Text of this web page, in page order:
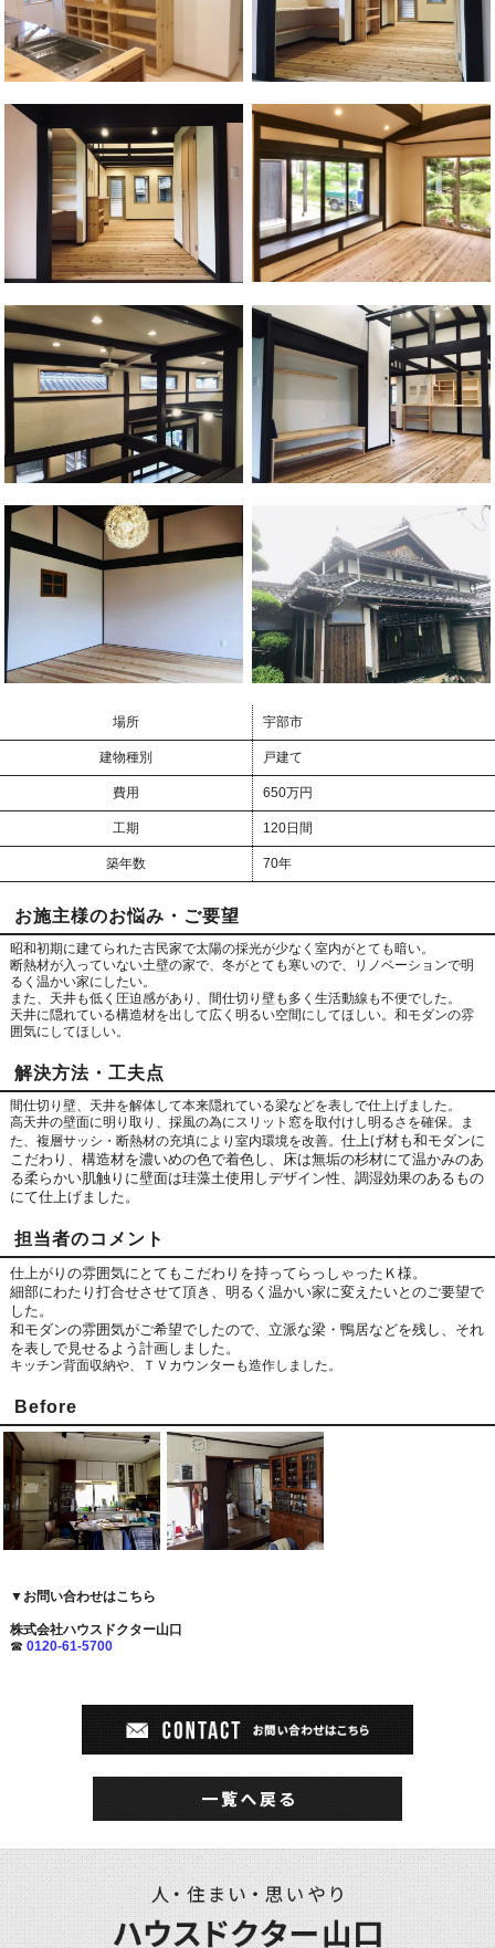
場所 宇部市
建物種別 戸建て
費用 650万円
工期 120日間
築年数 70年
お施主様のお悩み・ご要望
昭和初期に建てられた古民家で太陽の採光が少なく室内がとても暗い。
断熱材が入っていない土壁の家で、冬がとても寒いので、リノベーションで明
るく温かい家にしたい。
また、天井も低く圧迫感があり、間仕切り壁も多く生活動線も不便でした。
天井に隠れている構造材を出して広く明るい空間にしてほしい。和モダンの雰
囲気にしてほしい。
解決方法・工夫点
間仕切り壁、天井を解体して本来隠れている梁などを表しで仕上げました。
高天井の壁面に明り取り、採風の為にスリット窓を取付けし明るさを確保。ま
た、複層サッシ・断熱材の充填により室内環境を改善。 仕上げ材も和モダンに
こだわり、構造材を濃いめの色で着色し、床は無垢の杉材にて温かみのあ
る柔らかい肌触りに壁面は珪藻土使用しデザイン性、調湿効果のあるもの
にて仕上げました。
担当者のコメント
仕上がりの雰囲気にとてもこだわりを持ってらっしゃったＫ様。
細部にわたり打合せさせて頂き、明るく温かい家に変えたいとのご要望で
した。
和モダンの雰囲気がご希望でしたので、立派な梁・鴨居などを残し、それ
を表しで見せるよう計画しました。
キッチン背面収納や、ＴＶカウンターも造作しました。
Before
▼お問い合わせはこちら
株式会社ハウスドクター山口
☎ 0120-61-5700